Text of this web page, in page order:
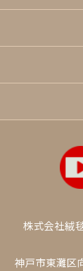
株式会社絨
神戸市東灘区